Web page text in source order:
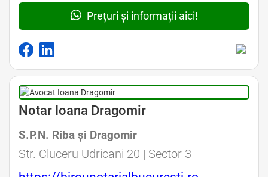
Prețuri și informații aici!
Avocat Specializat în Drept Civil • Avocat Specializat în Dreptul Familiei
Notar Ioana Dragomir
S.P.N. Riba şi Dragomir
Avocat Specializat în Drept Civil • Avocat Specializat în Dreptul Familiei
Str. Cluceru Udricani 20 | Sector 3